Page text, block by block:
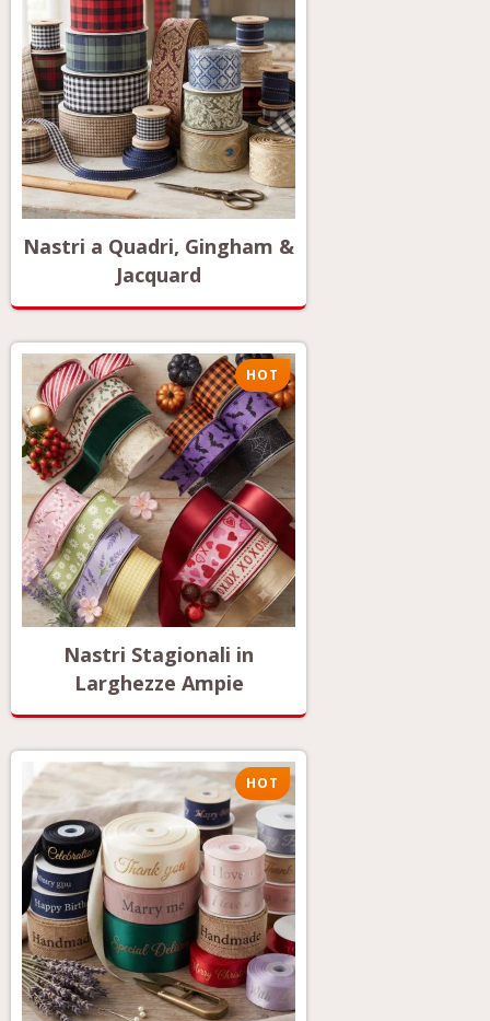
Nastri a Quadri, Gingham &
Jacquard
HOT
Nastri Stagionali in
Larghezze Ampie
HOT